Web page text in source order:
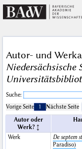
Autor- und
Niedersächsische
Suche:
Vorige Seite
1 Nächste Seite
Autor oder
Werk?
Werk De septem
Paradiso)